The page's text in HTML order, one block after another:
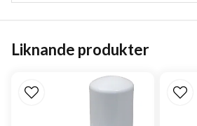
Liknande produkter